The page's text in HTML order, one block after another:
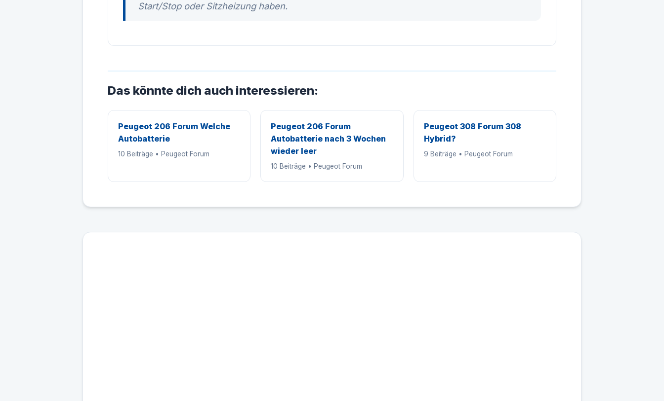
Start/Stop oder Sitzheizung haben.
Das könnte dich auch interessieren:
Peugeot 206 Forum Welche
Autobatterie
10 Beiträge • Peugeot Forum
Peugeot 206 Forum
Autobatterie nach 3 Wochen
wieder leer
10 Beiträge • Peugeot Forum
Peugeot 308 Forum 308
Hybrid?
9 Beiträge • Peugeot Forum